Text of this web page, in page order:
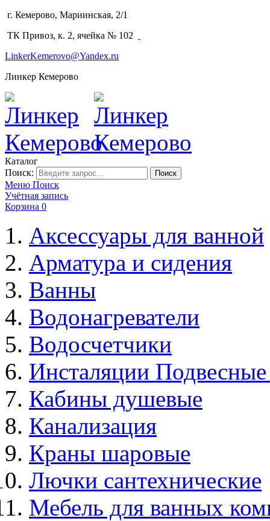
г. Кемерово, Мариинская, 2/1
ТК Привоз, к. 2, ячейка № 102
LinkerKemerovo@Yandex.ru
Линкер Кемерово
Каталог
Поиск:
Поиск
Меню Поиск
Учётная запись
Корзина 0
Аксессуары для ванной
Арматура и сидения
Ванны
Водонагреватели
Водосчетчики
Инсталяции
Кабины душевые
Канализация
Краны шаровые
Лючки сантехнические
Мебель для ванных